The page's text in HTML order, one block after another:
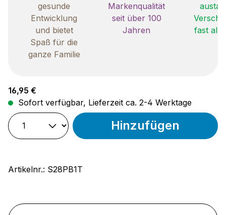
gesunde
Entwicklung
und bietet
Spaß für die
ganze Familie
Markenqualität
seit über 100
Jahren
fast
Regulärer Preis:
16,95 €
Sofort verfügbar, Lieferzeit ca. 2-4 Werktage
Hinzufügen
Artikelnr.: S28PB1T